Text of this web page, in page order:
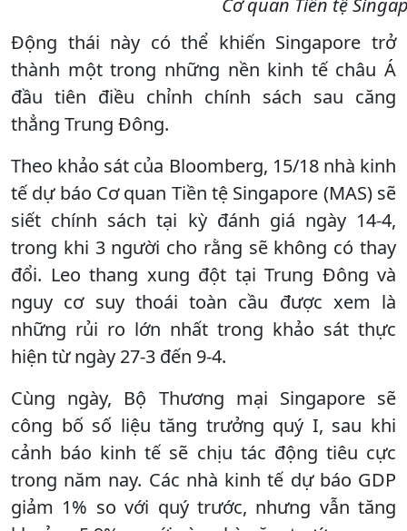
Cơ quan Tiền tệ
Động thái này có thể khiến Singapore trở
thành một trong những nền kinh tế châu Á
đầu tiên điều chỉnh chính sách sau căng
thẳng Trung Đông.
Theo khảo sát của Bloomberg, 15/18 nhà kinh
tế dự báo Cơ quan Tiền tệ Singapore (MAS) sẽ
siết chính sách tại kỳ đánh giá ngày 14-4,
trong khi 3 người cho rằng sẽ không có thay
đổi. Leo thang xung đột tại Trung Đông và
nguy cơ suy thoái toàn cầu được xem là
những rủi ro lớn nhất trong khảo sát thực
hiện từ ngày 27-3 đến 9-4.
Cùng ngày, Bộ Thương mại Singapore sẽ
công bố số liệu tăng trưởng quý I, sau khi
cảnh báo kinh tế sẽ chịu tác động tiêu cực
trong năm nay. Các nhà kinh tế dự báo GDP
giảm 1% so với quý trước, nhưng vẫn tăng